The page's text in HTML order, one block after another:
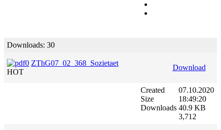
Downloads: 30
ZThG07_02_368_Sozietaet
HOT
Download
Created
Size
Downloads
07.10.2020
18:49:20
40.9 KB
3,712